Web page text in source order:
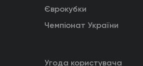
Єврокубки
Чемпіонат України
Угода користувача